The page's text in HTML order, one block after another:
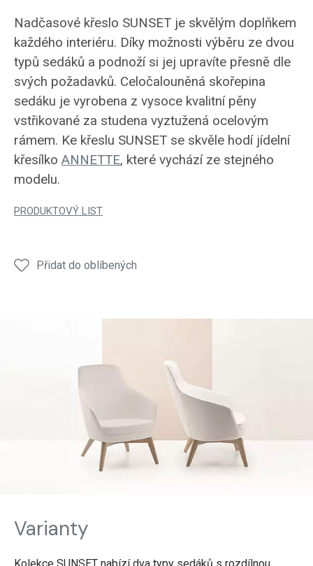
Nadčasové křeslo SUNSET je skvělým doplňkem
každého interiéru. Díky možnosti výběru ze dvou
typů sedáků a podnoží si jej upravíte přesně dle
svých požadavků. Celočalouněná skořepina
sedáku je vyrobena z vysoce kvalitní pěny
vstřikované za studena vyztužená ocelovým
rámem. Ke křeslu SUNSET se skvěle hodí jídelní
křesílko ANNETTE, které vychází ze stejného
modelu.
PRODUKTOVÝ LIST
Přidat do oblíbených
Varianty